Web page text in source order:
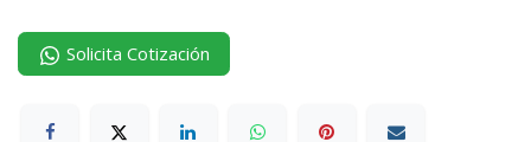
Solicita Cotización